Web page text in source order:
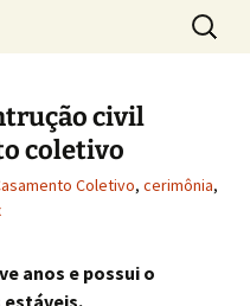
LTDA
por:
civil
coletivo
Coletivo, cerimônia,
anos e possui o
estáveis.